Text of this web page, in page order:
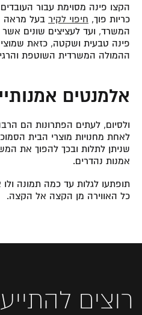
הקצו פינה מסוימת עבור
כריות פוך, חיפוי לקיר בעל מראה
המשרד, ועד לעציצים שונים
פינה טבעית ושקטה, כזאת
ההמולה המשרדית השוטפת
אלמנטים
ולסיום, לעתים הפתרונות הם
לאחת מחנויות מוצרי הבית
שניתן לתלות ובכך להפוך את
אמנות נהדרים.
תופתעו לגלות עד כמה תמונה
כל האווירה מן הקצה אל הקצה.
רוצים